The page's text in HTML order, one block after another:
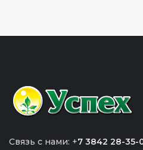
Связь с нами: +7 3842 28-35-